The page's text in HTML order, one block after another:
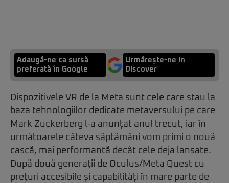
Adaugă-ne ca sursă
preferată în Google
Urmărește-ne in
Discover
Dispozitivele VR de la Meta sunt cele care stau la
baza tehnologiilor dedicate metaversului pe care
Mark Zuckerberg l-a anunțat anul trecut, iar în
următoarele câteva săptămâni vom primi o nouă
cască, mai performantă decât cele deja lansate.
După două generații de Oculus/Meta Quest cu
prețuri accesibile și capabilități în mare parte de